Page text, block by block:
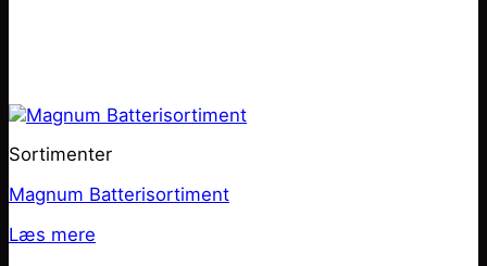
Sortimenter
Magnum Batterisortiment
Læs mere